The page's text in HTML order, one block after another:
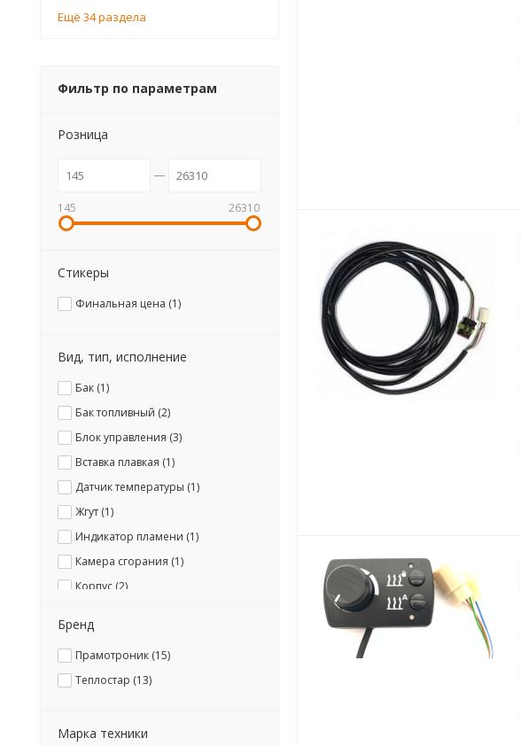
Ещё 34 раздела
Фильтр по параметрам
Розница
145 26310
Стикеры
Финальная цена (1)
Вид, тип, исполнение
Бак (1)
Бак топливный (2)
Блок управления (3)
Вставка плавкая (1)
Датчик температуры (1)
Жгут (1)
Индикатор пламени (1)
Камера сгорания (1)
Корпус (2)
Насос топливный (
Отопитель (5)
Пульт (3)
Свеча (1)
Бренд
Прамотроник (15)
Теплостар (13)
Марка техники